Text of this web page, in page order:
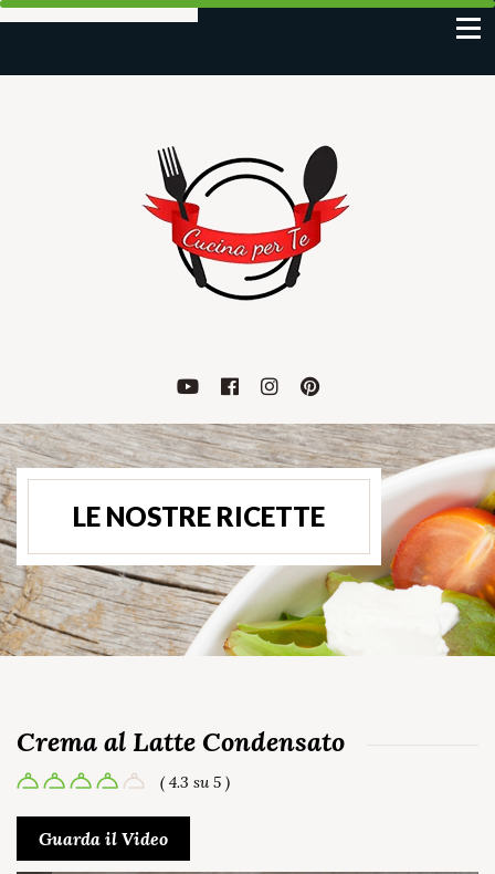
LE NOSTRE RICETTE
Crema al Latte Condensato
( 4.3 su 5 )
Guarda il Video